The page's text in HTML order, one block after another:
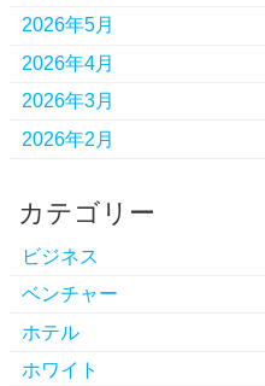
2026年5月
2026年4月
2026年3月
2026年2月
カテゴリー
ビジネス
ベンチャー
ホテル
ホワイト